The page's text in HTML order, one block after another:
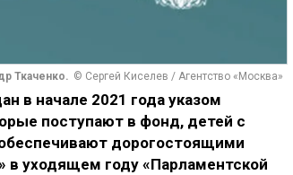
Ткаченко. © Сергей Киселев / Агентство «Москва»
в начале 2021 года указом
поступают в фонд, детей с
дорогостоящими
в уходящем году «Парламентской